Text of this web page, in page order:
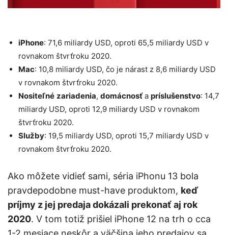
iPhone: 71,6 miliardy USD, oproti 65,5 miliardy USD v
rovnakom štvrťroku 2020.
Mac: 10,8 miliardy USD, čo je nárast z 8,6 miliardy USD
v rovnakom štvrťroku 2020.
Nositeľné zariadenia, domácnosťa príslušenstvo: 14,7
miliardy USD, oproti 12,9 miliardy USD v rovnakom
štvrťroku 2020.
Služby: 19,5 miliardy USD, oproti 15,7 miliardy USD v
rovnakom štvrťroku 2020.
Ako môžete vidieť sami, séria iPhonu 13 bola
pravdepodobne must-have produktom, keď
príjmy z jej predaja dokázali prekonať aj rok
2020. V tom totiž prišiel iPhone 12 na trh o cca